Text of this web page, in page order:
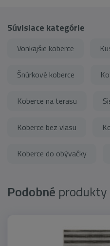
Súvisiace kategórie
Vonkajšie koberce
Šnúrkové koberce
Koberce na terasu
Koberce bez vlasu
Koberce do obývačky
Podobné produkty